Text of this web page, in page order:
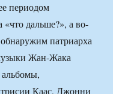
периодом
«что дальше?», а во-
патриарха
Жан-Жака
Каас, Джонни